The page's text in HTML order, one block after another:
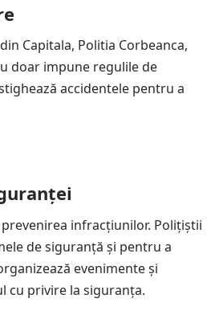
Capitala, Politia Corbeanca,
doar impune regulile de
accidentele pentru a
infracțiunilor. Polițiștii
de siguranță și pentru a
evenimente și
cu privire la siguranța.